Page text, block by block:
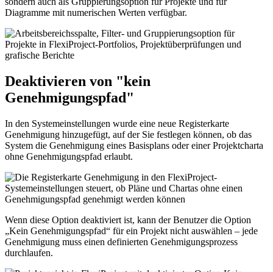
Diagramme mit numerischen Werten verfügbar.
Deaktivieren von "kein
Genehmigungspfad"
In den Systemeinstellungen wurde eine neue Registerkarte
Genehmigung hinzugefügt, auf der Sie festlegen können, ob das
System die Genehmigung eines Basisplans oder einer Projektcharta
ohne Genehmigungspfad erlaubt.
Wenn diese Option deaktiviert ist, kann der Benutzer die Option
„Kein Genehmigungspfad“ für ein Projekt nicht auswählen – jede
Genehmigung muss einen definierten Genehmigungsprozess
durchlaufen.